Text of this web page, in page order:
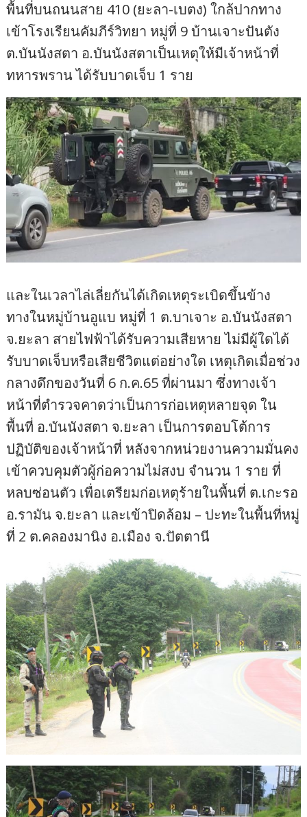
พื้นที่บนถนนสาย 410 (ยะลา-เบตง) ใกล้ปากทาง
เข้าโรงเรียนคัมภีร์วิทยา หมู่ที่ 9 บ้านเจาะปันตัง
ต.บันนังสตา อ.บันนังสตาเป็นเหตุให้มีเจ้าหน้าที่
ทหารพราน ได้รับบาดเจ็บ 1 ราย
และในเวลาไล่เลี่ยกันได้เกิดเหตุระเบิดขึ้นข้าง
ทางในหมู่บ้าน​อูแบ หมู่ที่ 1 ต.บาเจาะ​ อ.บันนังสตา​
จ.ยะลา สายไฟฟ้าได้รับความเสียหาย ไม่มีผู้ใดได้
รับบาดเจ็บหรือเสียชีวิตแต่อย่างใด เหตุเกิดเมื่อช่วง
กลางดึกของวันที่ 6 ก.ค.65 ที่ผ่านมา ซึ่งทางเจ้า
หน้าที่ตำรวจคาดว่าเป็นการก่อเหตุหลายจุด ใน
พื้นที่ อ.บันนังสตา จ.ยะลา เป็นการตอบโต้การ
ปฏิบัติของเจ้าหน้าที่ หลังจากหน่วยงานความมั่นคง
เข้าควบคุมตัวผู้ก่อความไม่สงบ จำนวน 1 ราย ที่
หลบซ่อนตัว เพื่อเตรียมก่อเหตุร้ายในพื้นที่ ต.เกะรอ
อ.รามัน จ.ยะลา และเข้าปิดล้อม – ปะทะในพื้นที่หมู่
ที่ 2 ต.คลองมานิง อ.เมือง จ.ปัตตานี